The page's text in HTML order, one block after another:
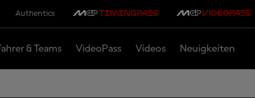
Authentics
& Teams VideoPass Videos Neuigkeiten